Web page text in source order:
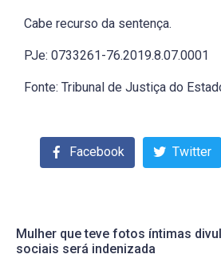
Cabe recurso da sentença.
PJe: 0733261-76.2019.8.07.0001
Fonte: Tribunal de Justiça do
Facebook Twitter
Mulher que teve fotos íntimas
sociais será indenizada